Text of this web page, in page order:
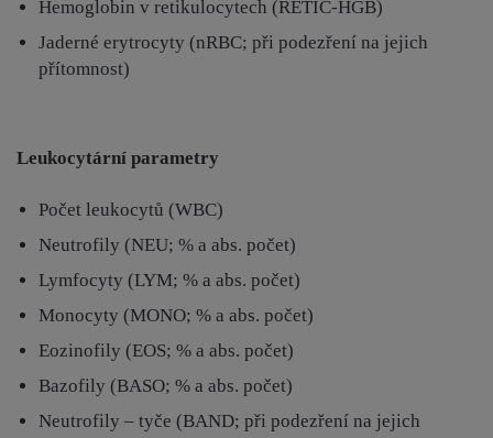
Hemoglobin v retikulocytech (RETIC-HGB)
Jaderné erytrocyty (nRBC; při podezření na jejich
přítomnost)
Leukocytární parametry
Počet leukocytů (WBC)
Neutrofily (NEU; % a abs. počet)
Lymfocyty (LYM; % a abs. počet)
Monocyty (MONO; % a abs. počet)
Eozinofily (EOS; % a abs. počet)
Bazofily (BASO; % a abs. počet)
Neutrofily – tyče (BAND; při podezření na jejich